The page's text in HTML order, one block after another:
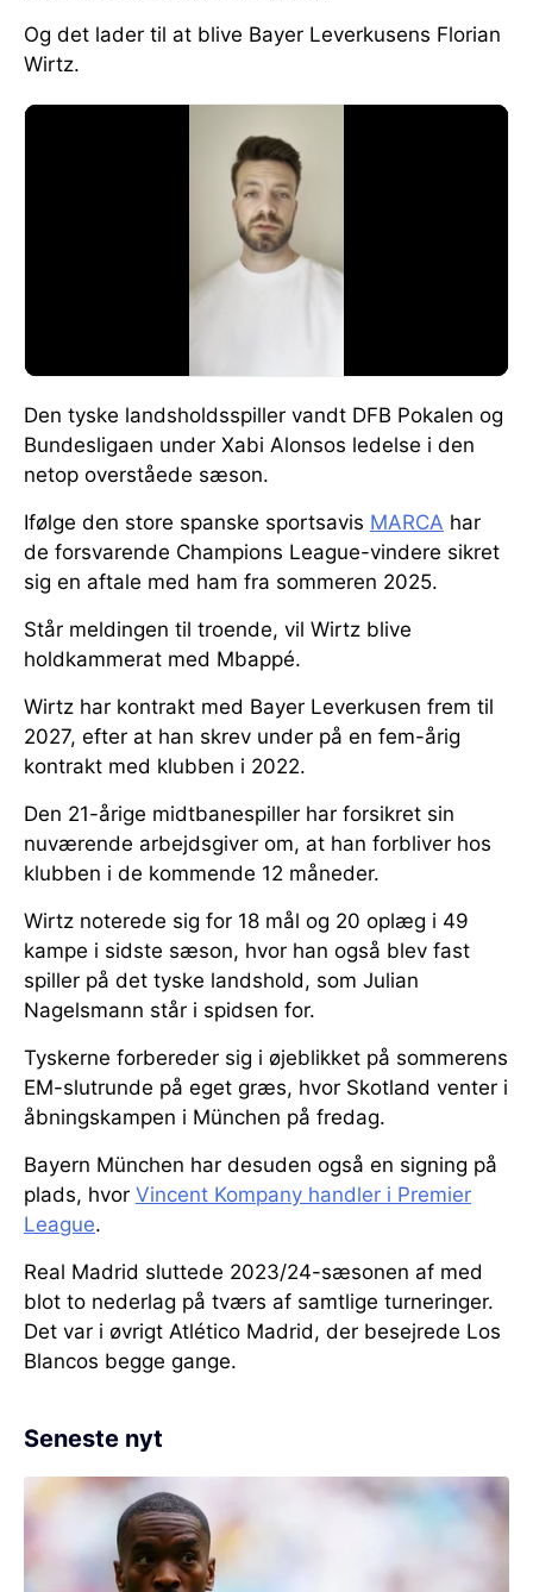
Og det lader til at blive Bayer Leverkusens Florian
Wirtz.
Den tyske landsholdsspiller vandt DFB Pokalen og
Bundesligaen under Xabi Alonsos ledelse i den
netop overståede sæson.
Ifølge den store spanske sportsavis MARCA har
de forsvarende Champions League-vindere sikret
sig en aftale med ham fra sommeren 2025.
Står meldingen til troende, vil Wirtz blive
holdkammerat med Mbappé.
Wirtz har kontrakt med Bayer Leverkusen frem til
2027, efter at han skrev under på en fem-årig
kontrakt med klubben i 2022.
Den 21-årige midtbanespiller har forsikret sin
nuværende arbejdsgiver om, at han forbliver hos
klubben i de kommende 12 måneder.
Wirtz noterede sig for 18 mål og 20 oplæg i 49
kampe i sidste sæson, hvor han også blev fast
spiller på det tyske landshold, som Julian
Nagelsmann står i spidsen for.
Tyskerne forbereder sig i øjeblikket på sommerens
EM-slutrunde på eget græs, hvor Skotland venter i
åbningskampen i München på fredag.
Bayern München har desuden også en signing på
plads, hvor Vincent Kompany handler i Premier
League.
Real Madrid sluttede 2023/24-sæsonen af med
blot to nederlag på tværs af samtlige turneringer.
Det var i øvrigt Atlético Madrid, der besejrede Los
Blancos begge gange.
Seneste nyt